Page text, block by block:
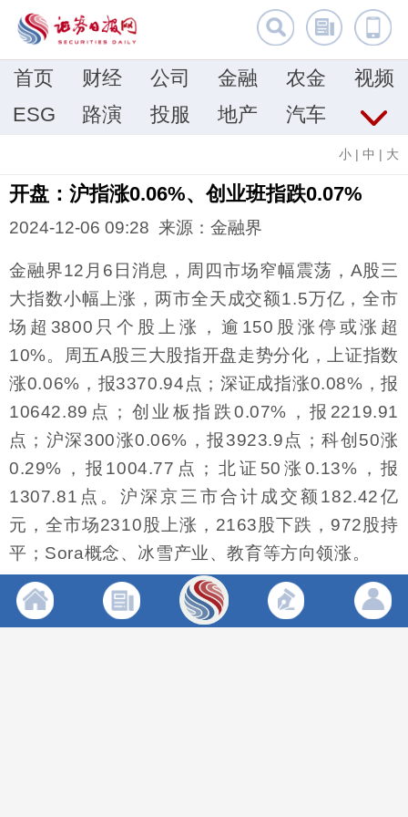
首页 财经 公司 金融 农金
视频
ESG
路演 投服 地产 汽车
小 | 中 | 大
开盘：沪指涨0.06%、创业班指跌0.07%
2024-12-06 09:28 来源：金融界
金融界12月6日消息，周四市场窄幅震荡，A股三
大指数小幅上涨，两市全天成交额1.5万亿，全市
场超3800只个股上涨，逾150股涨停或涨超
10%。周五A股三大股指开盘走势分化，上证指数
涨0.06%，报3370.94点；深证成指涨0.08%，报
10642.89点；创业板指跌0.07%，报2219.91
点；沪深300涨0.06%，报3923.9点；科创50涨
0.29%，报1004.77点；北证50涨0.13%，报
1307.81点。沪深京三市合计成交额182.42亿
元，全市场2310股上涨，2163股下跌，972股持
平；Sora概念、冰雪产业、教育等方向领涨。